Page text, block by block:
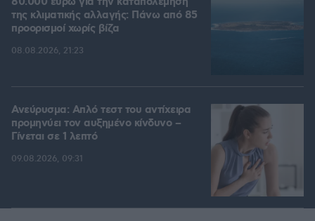
της κλιματικής αλλαγής: Πάνω από 85
προορισμοί χωρίς βίζα
08.08.2026, 21:23
Ανεύρυσμα: Απλό τεστ του αντίχειρα
προμηνύει τον αυξημένο κίνδυνο –
Γίνεται σε 1 λεπτό
09.08.2026, 09:31